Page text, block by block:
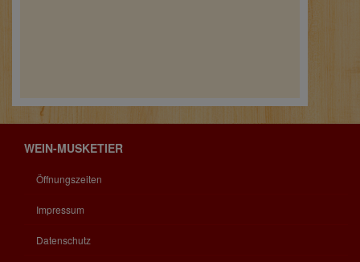
WEIN-MUSKETIER
Öffnungszeiten
Impressum
Datenschutz